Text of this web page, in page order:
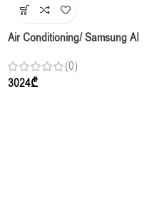
Air Conditioning/ Samsung AI
(50-60m2) Inverter, Black
(0)
3024₾